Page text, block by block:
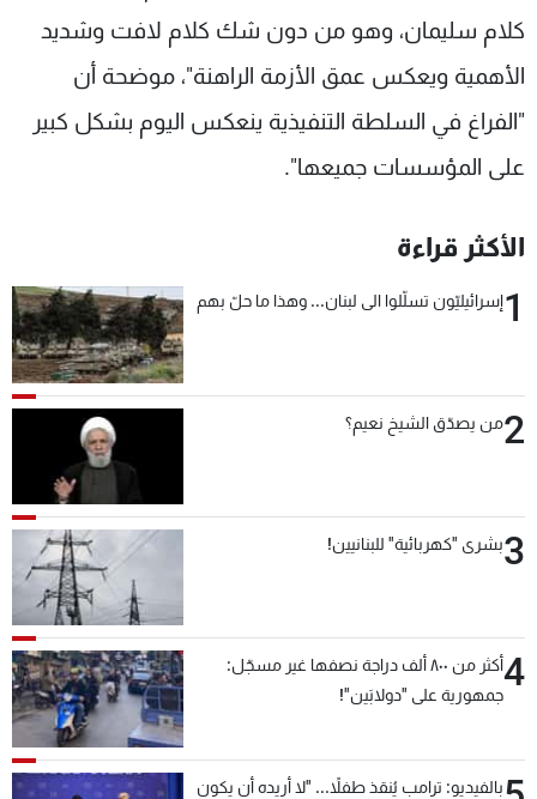
كلام سليمان، وهو من دون شك كلام لافت وشديد
الأهمية ويعكس عمق الأزمة الراهنة"، موضحة أن
"الفراغ في السلطة التنفيذية ينعكس اليوم بشكل كبير
على المؤسسات جميعها".
الأكثر قراءة
1إسرائيليّون تسلّلوا الى لبنان... وهذا ما حلّ بهم
2من يصدّق الشيخ نعيم؟
3بشرى "كهربائية" للبنانيين!
4
أكثر من ٨٠٠ ألف دراجة نصفها غير مسجّل:
جمهورية على "دولابَين"!
بالفيديو: ترامب يُنقذ طفلاً... "لا أريده أن يكون